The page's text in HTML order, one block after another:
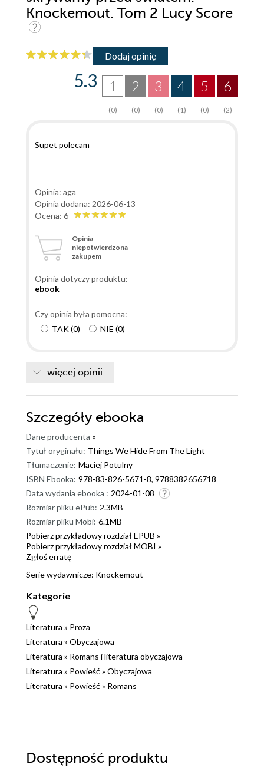
Knockemout. Tom 2 Lucy Score
Dodaj opinię
6
(2)
5
(0)
4
(1)
3
(0)
2
(0)
1
(0)
5.3
Supet polecam
Opinia: aga
Opinia dodana: 2026-06-13
Ocena: 6
Opinia
niepotwierdzona
zakupem
Opinia dotyczy produktu:
ebook
Czy opinia była pomocna:
TAK(0) NIE (0)
więcej opinii
Szczegóły ebooka
Dane producenta »
Tytuł oryginału: Things We Hide From The Light
Tłumaczenie: Maciej Potulny
ISBN Ebooka: 978-83-826-5671-8, 9788382656718
Data wydania ebooka : 2024-01-08
Rozmiar pliku ePub: 2.3MB
Rozmiar pliku Mobi: 6.1MB
Pobierz przykładowy rozdział EPUB »
Pobierz przykładowy rozdział MOBI »
Zgłoś erratę
Serie wydawnicze: Knockemout
Kategorie
Literatura » Proza
Literatura » Obyczajowa
Literatura » Romans i literatura obyczajowa
Literatura » Powieść » Obyczajowa
Literatura » Powieść » Romans
Dostępność produktu